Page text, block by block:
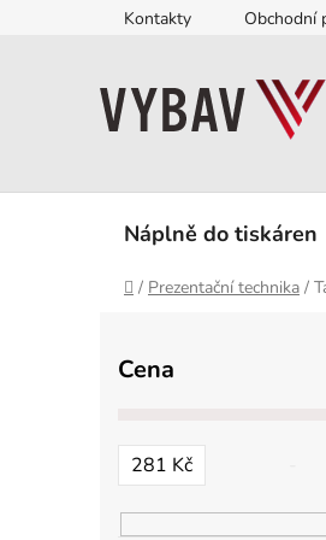
Kontakty Obchodní
Náplně do tiskáren
Domů
/ Prezentační technika /
Cena
281 Kč